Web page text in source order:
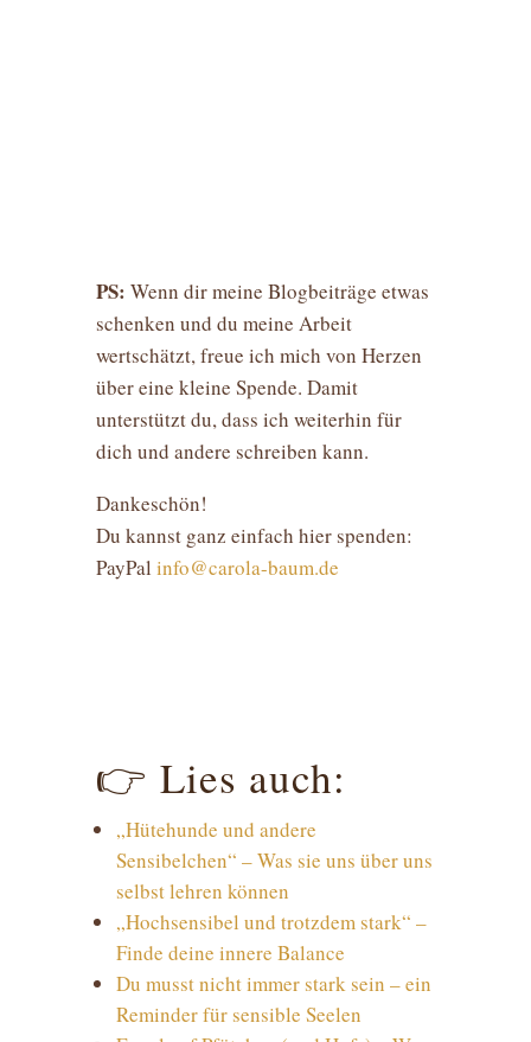
PS: Wenn dir meine Blogbeiträge etwas
schenken und du meine Arbeit
wertschätzt, freue ich mich von Herzen
über eine kleine Spende. Damit
unterstützt du, dass ich weiterhin für
dich und andere schreiben kann.
Dankeschön!
Du kannst ganz einfach hier spenden:
PayPal info@carola-baum.de
👉 Lies auch:
„Hütehunde und andere
Sensibelchen“ – Was sie uns über uns
selbst lehren können
„Hochsensibel und trotzdem stark“ –
Finde deine innere Balance
Du musst nicht immer stark sein – ein
Reminder für sensible Seelen